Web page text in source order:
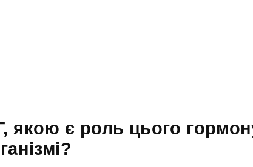
якою є роль цього